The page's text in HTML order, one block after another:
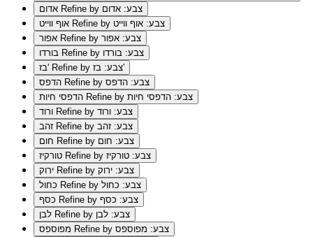
Refine by צבע: אדום
Refine by צבע: אוף ווייט
Refine by צבע: אפור
Refine by צבע: בורדו
בז'
Refine by צבע: בז'
Refine by צבע: הדפס
Refine by צבע: הדפסי חיות
Refine by צבע: ורוד
Refine by צבע: זהב
Refine by צבע: חום
Refine by צבע: טורקיז
Refine by צבע: ירוק
Refine by צבע: כחול
Refine by צבע: כסף
Refine by צבע: לבן
Refine by צבע: מפוספס